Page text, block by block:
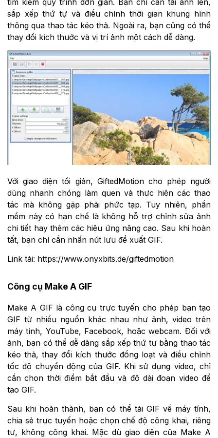
sắp xếp thứ tự và điều chỉnh thời gian khung hình
thông qua thao tác kéo thả. Ngoài ra, bạn cũng có thể
thay đổi kích thước và vị trí ảnh một cách dễ dàng.
Với giao diện tối giản, GiftedMotion cho phép người
dùng nhanh chóng làm quen và thực hiện các thao
tác mà không gặp phải phức tạp. Tuy nhiên, phần
mềm này có hạn chế là không hỗ trợ chỉnh sửa ảnh
chi tiết hay thêm các hiệu ứng nâng cao. Sau khi hoàn
tất, bạn chỉ cần nhấn nút lưu để xuất GIF.
Link tải: https://www.onyxbits.de/giftedmotion
Công cụ Make A GIF
Make A GIF là công cụ trực tuyến cho phép bạn tạo
GIF từ nhiều nguồn khác nhau như ảnh, video trên
máy tính, YouTube, Facebook, hoặc webcam. Đối với
ảnh, bạn có thể dễ dàng sắp xếp thứ tự bằng thao tác
kéo thả, thay đổi kích thước đồng loạt và điều chỉnh
tốc độ chuyển động của GIF. Khi sử dụng video, chỉ
cần chọn thời điểm bắt đầu và độ dài đoạn video để
tạo GIF.
Sau khi hoàn thành, bạn có thể tải GIF về máy tính,
chia sẻ trực tuyến hoặc chọn chế độ công khai, riêng
tư, không công khai. Mặc dù giao diện của Make A